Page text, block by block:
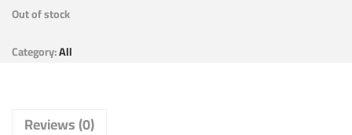
Out of stock
Category:All
Reviews (0)